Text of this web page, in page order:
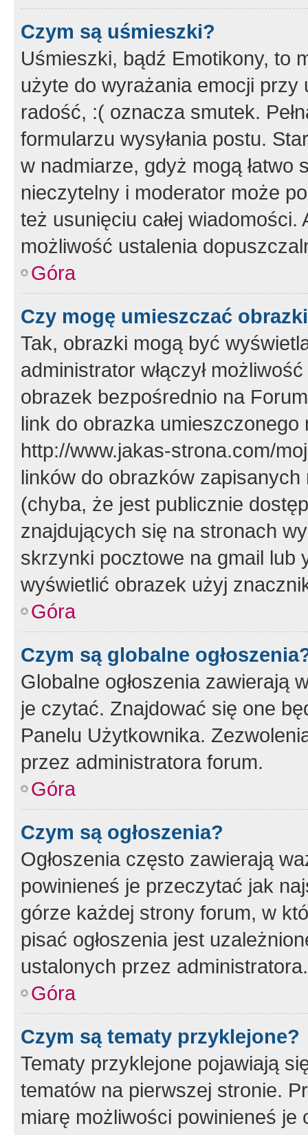
Czym są uśmieszki?
Uśmieszki, bądź Emotikony, to
użyte do wyrażania emocji
radość, :( oznacza smutek.
formularzu wysyłania postu.
w nadmiarze, gdyż mogą
nieczytelny i moderator może
też usunięciu całej
możliwość ustalenia
Góra
Czy mogę umieszczać
Tak, obrazki mogą być
administrator włączył
obrazek bezpośrednio na
link do obrazka
http://www.jakas-strona.com/
linków do obrazków
(chyba, że jest publicznie
znajdujących się na stronach
skrzynki pocztowe na gmail lub
wyświetlić obrazek użyj
Góra
Czym są globalne
Globalne ogłoszenia zawierają
je czytać. Znajdować się one
Panelu Użytkownika.
przez administratora forum.
Góra
Czym są ogłoszenia?
Ogłoszenia często zawierają
powinieneś je przeczytać jak
górze każdej strony forum, w
pisać ogłoszenia jest
ustalonych przez administratora.
Góra
Czym są tematy przyklejone?
Tematy przyklejone pojawiają
tematów na pierwszej stronie.
miarę możliwości powinieneś je